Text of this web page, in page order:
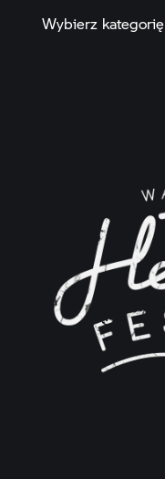
Wybierz kategorię